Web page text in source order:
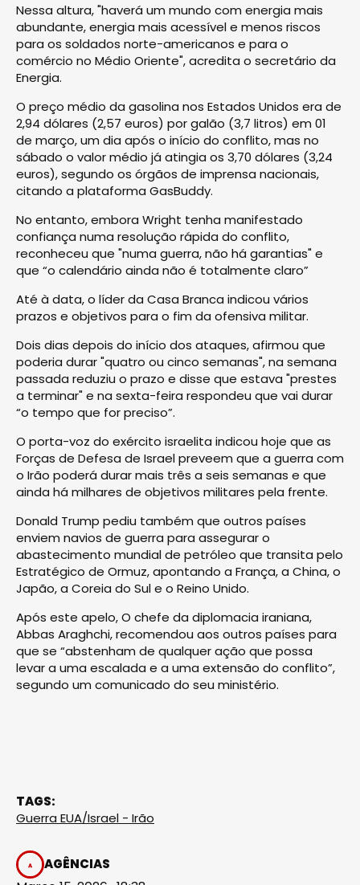
Nessa altura, "haverá um mundo com energia mais
abundante, energia mais acessível e menos riscos
para os soldados norte-americanos e para o
comércio no Médio Oriente", acredita o secretário da
Energia.
O preço médio da gasolina nos Estados Unidos era de
2,94 dólares (2,57 euros) por galão (3,7 litros) em 01
de março, um dia após o início do conflito, mas no
sábado o valor médio já atingia os 3,70 dólares (3,24
euros), segundo os órgãos de imprensa nacionais,
citando a plataforma GasBuddy.
No entanto, embora Wright tenha manifestado
confiança numa resolução rápida do conflito,
reconheceu que "numa guerra, não há garantias" e
que “o calendário ainda não é totalmente claro”
Até à data, o líder da Casa Branca indicou vários
prazos e objetivos para o fim da ofensiva militar.
Dois dias depois do início dos ataques, afirmou que
poderia durar "quatro ou cinco semanas", na semana
passada reduziu o prazo e disse que estava "prestes
a terminar" e na sexta-feira respondeu que vai durar
“o tempo que for preciso”.
O porta-voz do exército israelita indicou hoje que as
Forças de Defesa de Israel preveem que a guerra com
o Irão poderá durar mais três a seis semanas e que
ainda há milhares de objetivos militares pela frente.
Donald Trump pediu também que outros países
enviem navios de guerra para assegurar o
abastecimento mundial de petróleo que transita pelo
Estratégico de Ormuz, apontando a França, a China, o
Japão, a Coreia do Sul e o Reino Unido.
Após este apelo, O chefe da diplomacia iraniana,
Abbas Araghchi, recomendou aos outros países para
que se “abstenham de qualquer ação que possa
levar a uma escalada e a uma extensão do conflito”,
segundo um comunicado do seu ministério.
TAGS:
Guerra EUA/Israel - Irão
AGÊNCIAS